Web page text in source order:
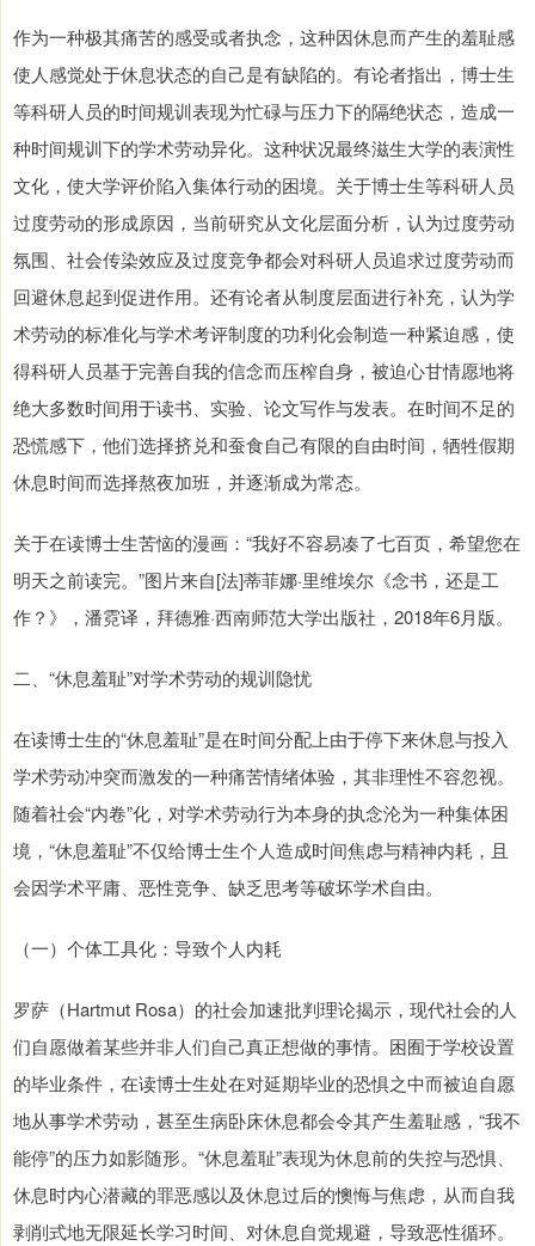
作为一种极其痛苦的感受或者执念，这种因休息而产生的羞耻感
使人感觉处于休息状态的自己是有缺陷的。有论者指出，博士生
等科研人员的时间规训表现为忙碌与压力下的隔绝状态，造成一
种时间规训下的学术劳动异化。这种状况最终滋生大学的表演性
文化，使大学评价陷入集体行动的困境。关于博士生等科研人员
过度劳动的形成原因，当前研究从文化层面分析，认为过度劳动
氛围、社会传染效应及过度竞争都会对科研人员追求过度劳动而
回避休息起到促进作用。还有论者从制度层面进行补充，认为学
术劳动的标准化与学术考评制度的功利化会制造一种紧迫感，使
得科研人员基于完善自我的信念而压榨自身，被迫心甘情愿地将
绝大多数时间用于读书、实验、论文写作与发表。在时间不足的
恐慌感下，他们选择挤兑和蚕食自己有限的自由时间，牺牲假期
休息时间而选择熬夜加班，并逐渐成为常态。
关于在读博士生苦恼的漫画：“我好不容易凑了七百页，希望您在
明天之前读完。”图片来自[法]蒂菲娜·里维埃尔《念书，还是工
作？》，潘霓译，拜德雅·西南师范大学出版社，2018年6月版。
二、“休息羞耻”对学术劳动的规训隐忧
在读博士生的“休息羞耻”是在时间分配上由于停下来休息与投入
学术劳动冲突而激发的一种痛苦情绪体验，其非理性不容忽视。
随着社会“内卷”化，对学术劳动行为本身的执念沦为一种集体困
境，“休息羞耻”不仅给博士生个人造成时间焦虑与精神内耗，且
会因学术平庸、恶性竞争、缺乏思考等破坏学术自由。
（一）个体工具化：导致个人内耗
罗萨（Hartmut Rosa）的社会加速批判理论揭示，现代社会的人
们自愿做着某些并非人们自己真正想做的事情。困囿于学校设置
的毕业条件，在读博士生处在对延期毕业的恐惧之中而被迫自愿
地从事学术劳动，甚至生病卧床休息都会令其产生羞耻感，“我不
能停”的压力如影随形。“休息羞耻”表现为休息前的失控与恐惧、
休息时内心潜藏的罪恶感以及休息过后的懊悔与焦虑，从而自我
剥削式地无限延长学习时间、对休息自觉规避，导致恶性循环。